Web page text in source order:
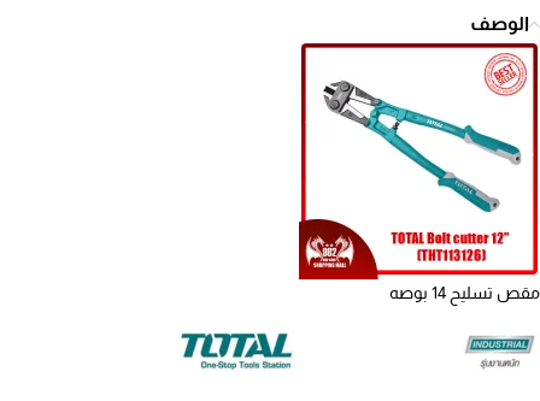
الوصف
مقص تسليح 14 بوصه